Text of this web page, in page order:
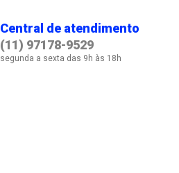
Central de atendimento
(11) 97178-9529
segunda a sexta das 9h às 18h